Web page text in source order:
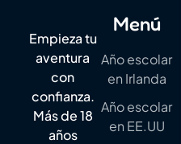
Empieza tu
aventura
con
confianza.
Más de 18
años
Menú
Año escolar
en Irlanda
Año escolar
en EE.UU